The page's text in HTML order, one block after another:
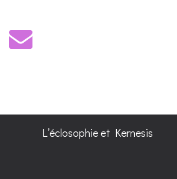
L’éclosophie et Kernesis